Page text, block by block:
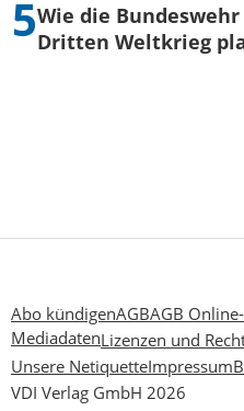
Wie die
Dritten Weltkrieg
Abo kündigenAGBAGB
MediadatenLizenzen und
Unsere NetiquetteImpressum
VDI Verlag GmbH 2026